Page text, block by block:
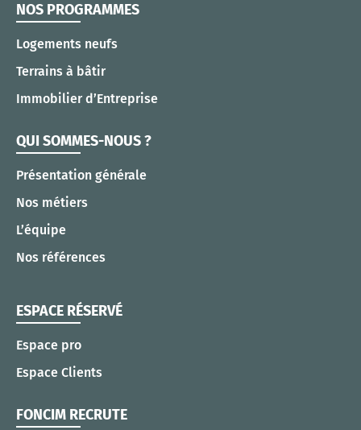
NOS PROGRAMMES
Logements neufs
Terrains à bâtir
Immobilier d’Entreprise
QUI SOMMES-NOUS ?
Présentation générale
Nos métiers
L’équipe
Nos références
ESPACE RÉSERVÉ
Espace pro
Espace Clients
FONCIM RECRUTE